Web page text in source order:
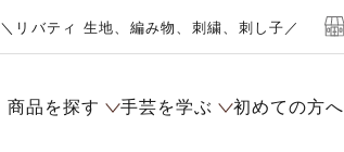
＼リバティ 生地、編み物、刺繍、刺し子／
商品を探す 手芸を学ぶ 初めての方へ